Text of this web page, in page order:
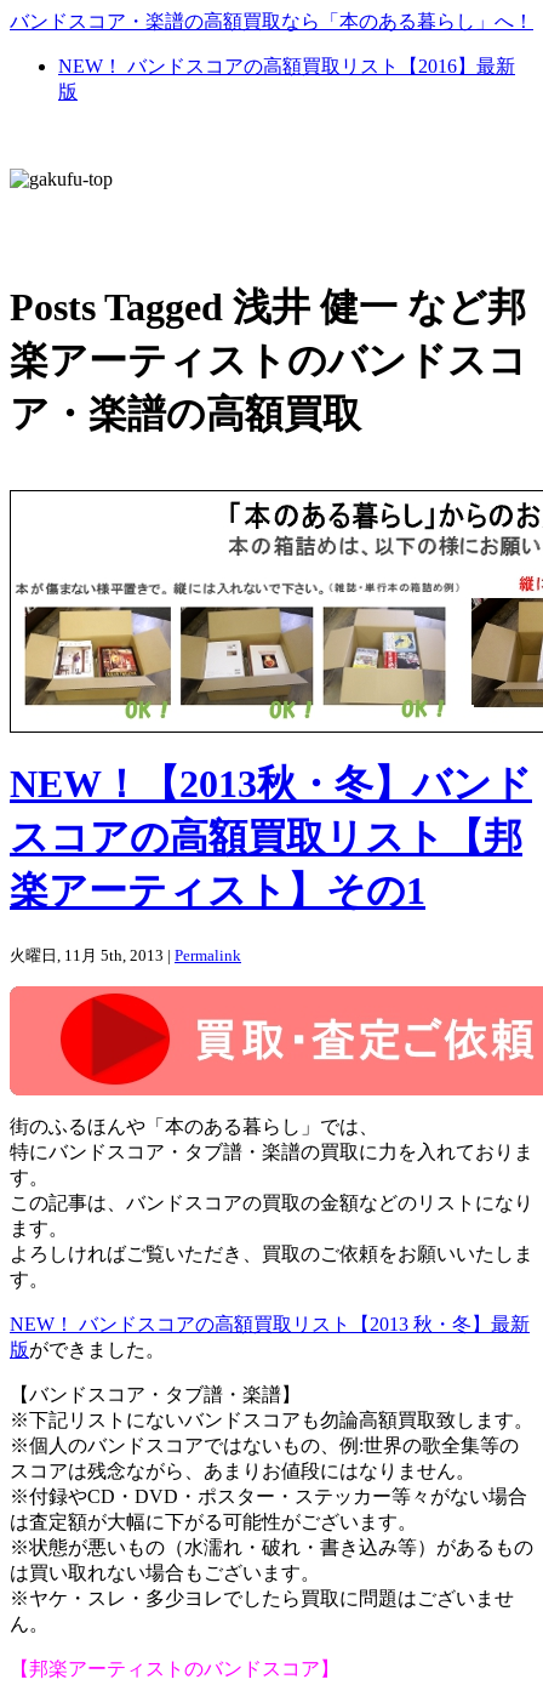
バンドスコア・楽譜の高額買取なら「本のある暮らし」へ！
NEW！ バンドスコアの高額買取リスト【2016】最新
版
Posts Tagged 浅井 健一 など邦
楽アーティストのバンドスコ
ア・楽譜の高額買取
NEW！【2013秋・冬】バンド
スコアの高額買取リスト【邦
楽アーティスト】その1
火曜日, 11月 5th, 2013 | Permalink
街のふるほんや「本のある暮らし」では、
特にバンドスコア・タブ譜・楽譜の買取に力を入れておりま
す。
この記事は、バンドスコアの買取の金額などのリストになり
ます。
よろしければご覧いただき、買取のご依頼をお願いいたしま
す。
NEW！ バンドスコアの高額買取リスト【2013 秋・冬】最新
版ができました。
【バンドスコア・タブ譜・楽譜】
※下記リストにないバンドスコアも勿論高額買取致します。
※個人のバンドスコアではないもの、例:世界の歌全集等の
スコアは残念ながら、あまりお値段にはなりません。
※付録やCD・DVD・ポスター・ステッカー等々がない場合
は査定額が大幅に下がる可能性がございます。
※状態が悪いもの（水濡れ・破れ・書き込み等）があるもの
は買い取れない場合もございます。
※ヤケ・スレ・多少ヨレでしたら買取に問題はございませ
ん。
【邦楽アーティストのバンドスコア】